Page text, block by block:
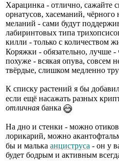
Харацинка - отлично, сажайте
орнатусов, хасеманий,
меланий - сами будут
лабиринтовых типа
килли - только с количеством
Коряжки - обязательно, лучше -
похуже - всякая опува, совсем
твёрдые, слишком медленно
К списку растений я бы
если ещё насажать разных
отличная банка
На дно и стенки - можно
лорикарий, можно
бы и малька анциструса - он у
будет бодрым и активным